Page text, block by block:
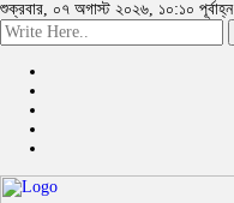
শুক্রবার, ০৭ অগাস্ট ২০২৬, ১০:১০ পূর্বাহ্ন